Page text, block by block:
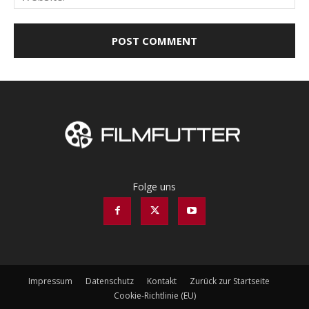
Folge uns
Impressum Datenschutz Kontakt
Zurück zur Startseite
Cookie-Richtlinie (EU)